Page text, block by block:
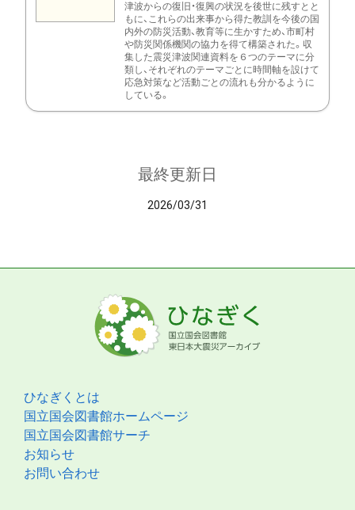
津波からの復旧・復興の状況を後世に残すとと
もに、これらの出来事から得た教訓を今後の国
内外の防災活動、教育等に生かすため、市町村
や防災関係機関の協力を得て構築された。収
集した震災津波関連資料を６つのテーマに分
類し、それぞれのテーマごとに時間軸を設けて
応急対策など活動ごとの流れも分かるように
している。
最終更新日
2026/03/31
ひなぎくとは
国立国会図書館ホームページ
国立国会図書館サーチ
お知らせ
お問い合わせ